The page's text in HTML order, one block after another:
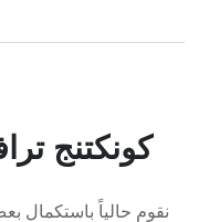
كونكتنج
نقوم حالياً باستكمال